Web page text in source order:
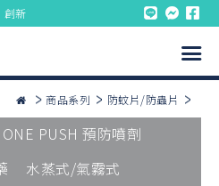
新
商品系列 防蚊片/防蟲片
ONE PUSH 預防噴劑
水蒸式/氣霧式